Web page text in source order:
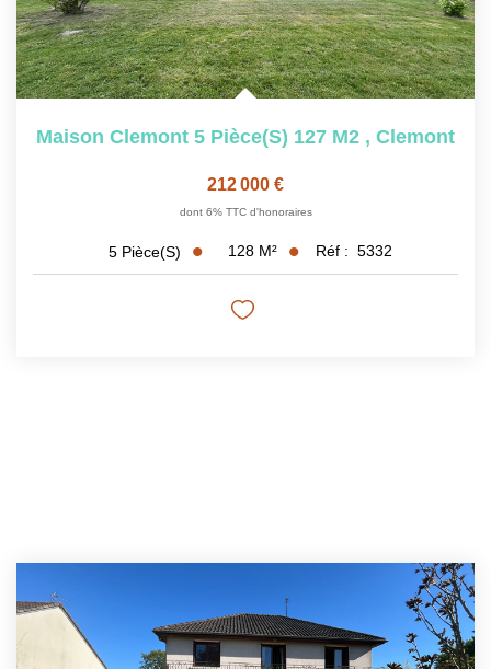
Maison Clemont 5 Pièce(s) 127 M2 , Clemont
212 000 €
dont 6% TTC d'honoraires
5 Pièce(s) 128 M² Réf : 5332